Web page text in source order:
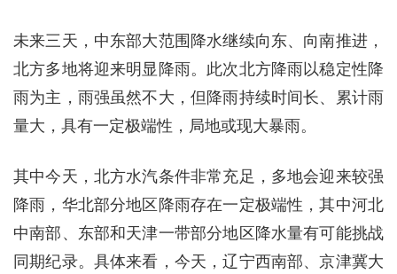
未来三天，中东部大范围降水继续向东、向南推进，
北方多地将迎来明显降雨。此次北方降雨以稳定性降
雨为主，雨强虽然不大，但降雨持续时间长、累计雨
量大，具有一定极端性，局地或现大暴雨。
其中今天，北方水汽条件非常充足，多地会迎来较强
降雨，华北部分地区降雨存在一定极端性，其中河北
中南部、东部和天津一带部分地区降水量有可能挑战
同期纪录。具体来看，今天，辽宁西南部、京津冀大